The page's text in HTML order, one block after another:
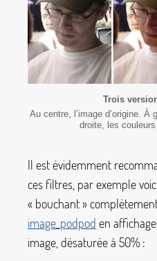
Trois
Au centre, l’image d’origine.
droite, les
Il est évidemment
ces filtres, par exemple
« bouchant»
image_podpod en
image, désaturée à 50% :